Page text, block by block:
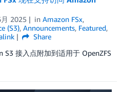
2025 in Amazon FSx,
(S3), Announcements, Featured,
Share
S3 接入点附加到适用于 OpenZFS